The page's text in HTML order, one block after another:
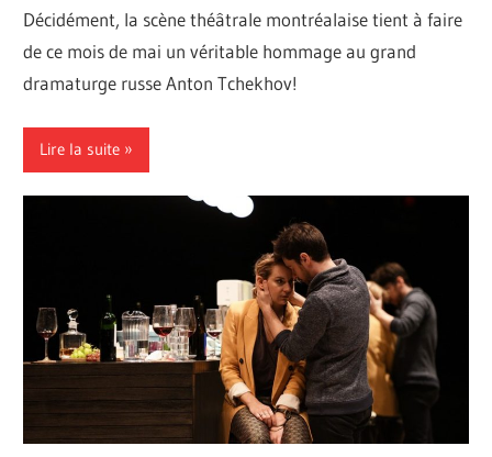
Décidément, la scène théâtrale montréalaise tient à faire
de ce mois de mai un véritable hommage au grand
dramaturge russe Anton Tchekhov!
Lire la suite